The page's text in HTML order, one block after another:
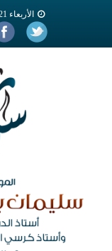
الأربعاء 21 صفر 1448هـ الموافق 7 أغسطس 2026م